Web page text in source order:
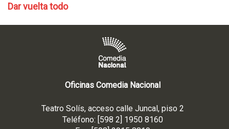
Dar vuelta todo
Oficinas Comedia Nacional
Teatro Solís, acceso calle Juncal, piso 2
Teléfono: [598 2] 1950 8160